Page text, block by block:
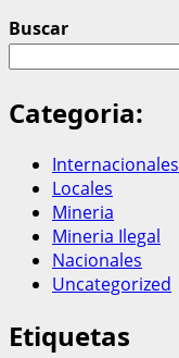
Buscar
Categoria:
Internacionales
Locales
Mineria
Mineria Ilegal
Nacionales
Uncategorized
Etiquetas